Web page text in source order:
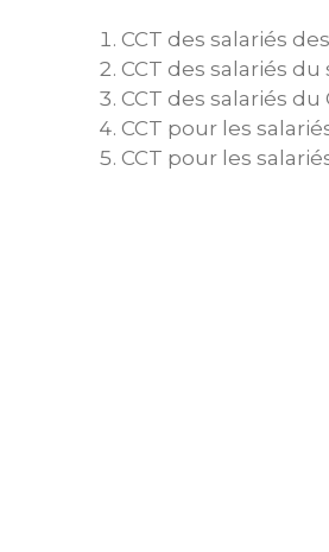
CCT des salariés
CCT des salariés
CCT des salariés
CCT pour les
CCT pour les